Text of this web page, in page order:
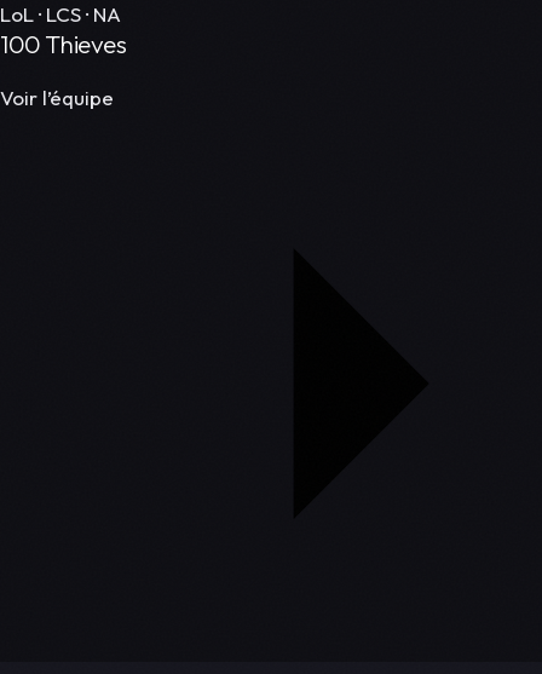
LoL · LCS · NA
100 Thieves
Voir l’équipe